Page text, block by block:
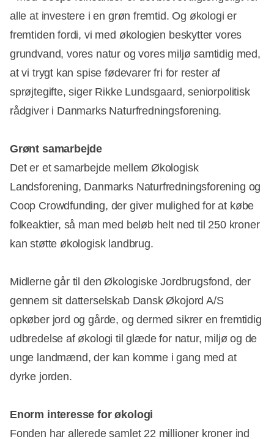
alle at investere i en grøn fremtid. Og økologi er
fremtiden fordi, vi med økologien beskytter vores
grundvand, vores natur og vores miljø samtidig med,
at vi trygt kan spise fødevarer fri for rester af
sprøjtegifte, siger Rikke Lundsgaard, seniorpolitisk
rådgiver i Danmarks Naturfredningsforening.
Grønt samarbejde
Det er et samarbejde mellem Økologisk
Landsforening, Danmarks Naturfredningsforening og
Coop Crowdfunding, der giver mulighed for at købe
folkeaktier, så man med beløb helt ned til 250 kroner
kan støtte økologisk landbrug.
Midlerne går til den Økologiske Jordbrugsfond, der
gennem sit datterselskab Dansk Økojord A/S
opkøber jord og gårde, og dermed sikrer en fremtidig
udbredelse af økologi til glæde for natur, miljø og de
unge landmænd, der kan komme i gang med at
dyrke jorden.
Enorm interesse for økologi
Fonden har allerede samlet 22 millioner kroner ind